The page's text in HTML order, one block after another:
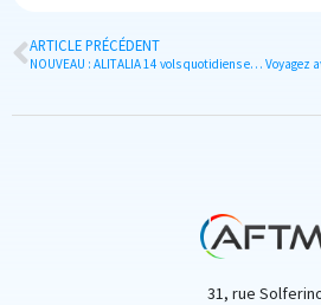
ARTICLE PRÉCÉDENT
NOUVEAU : ALITALIA 14 vols quotidiens entre Paris & Milan LINATE
31, rue